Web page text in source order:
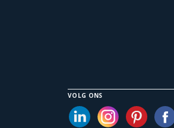
VOLG ONS